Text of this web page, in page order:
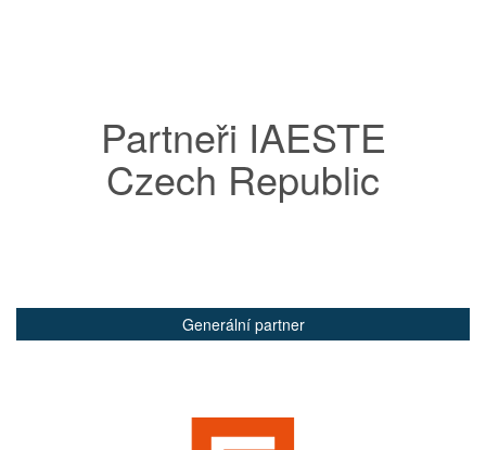
Partneři IAESTE
Czech Republic
Generální partner